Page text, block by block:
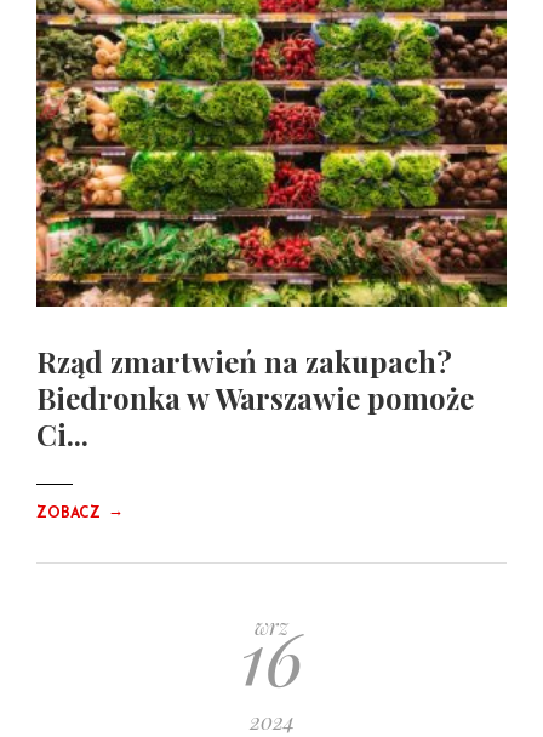
Rząd zmartwień na zakupach?
Biedronka w Warszawie pomoże
Ci...
ZOBACZ →
wrz
16
2024